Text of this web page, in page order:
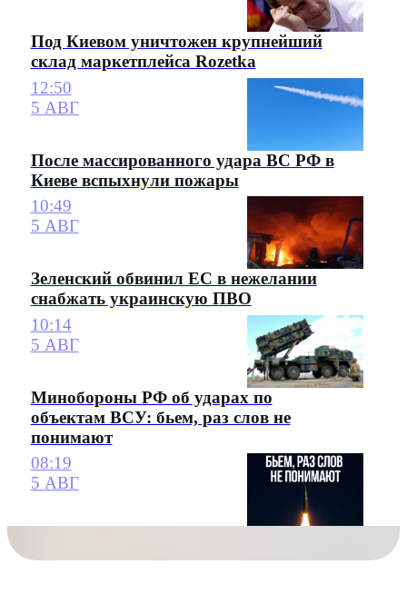
Под Киевом уничтожен крупнейший
склад маркетплейса Rozetka
12:50
5 АВГ
После массированного удара ВС РФ в
Киеве вспыхнули пожары
10:49
5 АВГ
Зеленский обвинил ЕС в нежелании
снабжать украинскую ПВО
10:14
5 АВГ
Минобороны РФ об ударах по
объектам ВСУ: бьем, раз слов не
понимают
08:19
5 АВГ